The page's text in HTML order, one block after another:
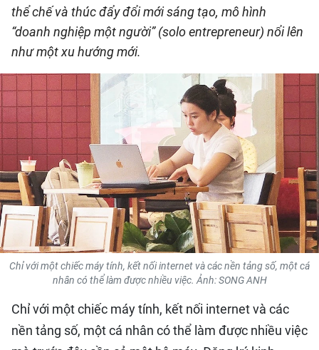
KINH TẾ
ĐÔ THỊ
VĂN HÓA - VĂN NGHỆ
QUỐC TẾ
THỂ THAO
DU LỊCH
HỒ SƠ - TƯ LIỆU
NHÂN DÂN ĐIỆN TỬ
NHÂN DÂN HẰNG THÁNG
NHÂN DÂN CUỐI TUẦN
thể chế và thúc đẩy đổi mới sáng tạo, mô hình
“doanh nghiệp một người” (solo entrepreneur) nổi lên
như một xu hướng mới.
Chỉ với một chiếc máy tính, kết nối internet và các nền tảng số, một cá
nhân có thể làm được nhiều việc. Ảnh: SONG ANH
Chỉ với một chiếc máy tính, kết nối internet và các
nền tảng số, một cá nhân có thể làm được nhiều việc